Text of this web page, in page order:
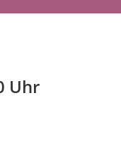
Uhr